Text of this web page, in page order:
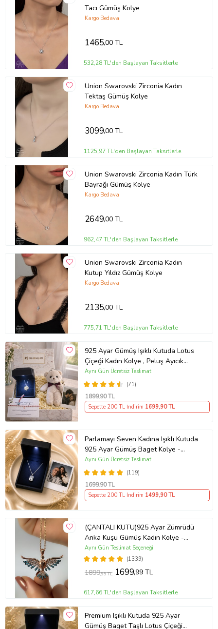
Tacı Gümüş Kolye
Kargo Bedava
1465,00 TL
532,28 TL'den Başlayan Taksitlerle
Union Swarovski Zirconia Kadın
Tektaş Gümüş Kolye
Kargo Bedava
3099,00 TL
1125,97 TL'den Başlayan Taksitlerle
Union Swarovski Zirconia Kadın Türk
Bayrağı Gümüş Kolye
Kargo Bedava
2649,00 TL
962,47 TL'den Başlayan Taksitlerle
Union Swarovski Zirconia Kadın
Kutup Yıldız Gümüş Kolye
Kargo Bedava
2135,00 TL
775,71 TL'den Başlayan Taksitlerle
925 Ayar Gümüş Işıklı Kutuda Lotus
Çiçeği Kadın Kolye , Peluş Ayıcık
Anahtarlık Marteniçka Bileklik,
Polaroid Fotoğraf Hediye
(71)
Aynı Gün Ücretsiz Teslimat
1899,90 TL
Sepette 200 TL İndirim 1699,90 TL
Parlamayı Seven Kadına Işıklı Kutuda
925 Ayar Gümüş Baget Kolye -
Kişiye Özel Fotoğraf Hediye
(119)
Aynı Gün Ücretsiz Teslimat
1699,90 TL
Sepette 200 TL İndirim 1499,90 TL
(ÇANTALI KUTU)925 Ayar Zümrüdü
Anka Kuşu Gümüş Kadın Kolye -
MAVİ
(1339)
Aynı Gün Teslimat Seçeneği
1899,99 TL 1699,99 TL
617,66 TL'den Başlayan Taksitlerle
Premium Işıklı Kutuda 925 Ayar
Gümüş Baget Taşlı Lotus Çiçeği